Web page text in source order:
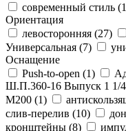
современный стиль (
Ориентация
левосторонняя (27)
Универсальная (7)
Оснащение
Push-to-open (1)
Ш.П.360-16 Выпуск 1 1/
М200 (1)
слив-перелив (10)
кронштейны (8)